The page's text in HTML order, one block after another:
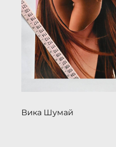
Вика Шумай